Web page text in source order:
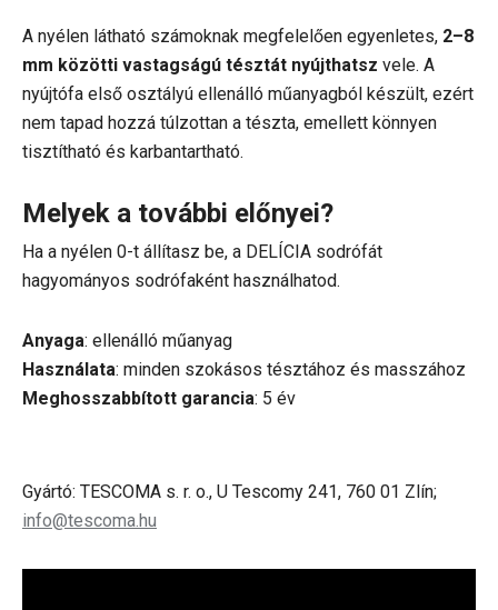
A nyélen látható számoknak megfelelően egyenletes, 2–8
mm közötti vastagságú tésztát nyújthatsz vele. A
nyújtófa első osztályú ellenálló műanyagból készült, ezért
nem tapad hozzá túlzottan a tészta, emellett könnyen
tisztítható és karbantartható.
Melyek a további előnyei?
Ha a nyélen 0-t állítasz be, a DELÍCIA sodrófát
hagyományos sodrófaként használhatod.
Anyaga: ellenálló műanyag
Használata: minden szokásos tésztához és masszához
Meghosszabbított garancia: 5 év
Gyártó: TESCOMA s. r. o., U Tescomy 241, 760 01 Zlín;
info@tescoma.hu